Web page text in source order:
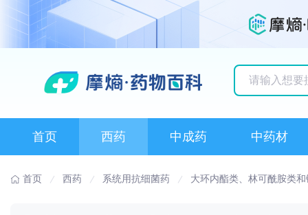
首页 西药 中成药 中药材
首页 西药 系统用抗细菌药 大环内酯类、林可酰胺类